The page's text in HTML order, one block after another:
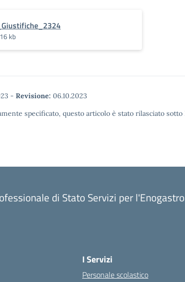
kb
- Revisione: 06.10.2023
specificato, questo articolo è stato rilasciato
di Stato Servizi per
I Servizi
Personale scolastico